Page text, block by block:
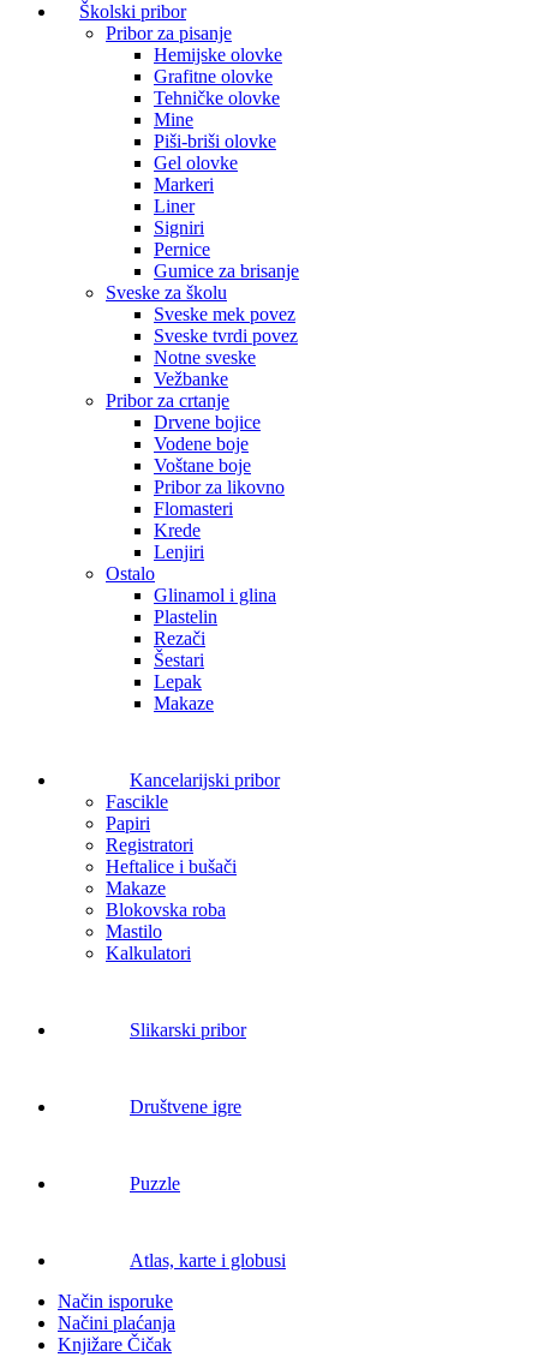
Školski pribor
Pribor za pisanje
Hemijske olovke
Grafitne olovke
Tehničke olovke
Mine
Piši-briši olovke
Gel olovke
Markeri
Liner
Signiri
Pernice
Gumice za brisanje
Sveske za školu
Sveske mek povez
Sveske tvrdi povez
Notne sveske
Vežbanke
Pribor za crtanje
Drvene bojice
Vodene boje
Voštane boje
Pribor za likovno
Flomasteri
Krede
Lenjiri
Ostalo
Glinamol i glina
Plastelin
Rezači
Šestari
Lepak
Makaze
Kancelarijski pribor
Fascikle
Papiri
Registratori
Heftalice i bušači
Makaze
Blokovska roba
Mastilo
Kalkulatori
Slikarski pribor
Društvene igre
Puzzle
Atlas, karte i globusi
Način isporuke
Načini plaćanja
Knjižare Čičak